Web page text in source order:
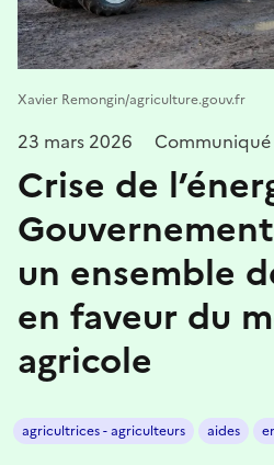
Xavier Remongin/agriculture.gouv.fr
23 mars 2026 Communiqué
Crise de
un ensemble
en faveur du
agricole
agricultrices - agriculteurs aides